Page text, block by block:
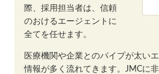
際、採用担当者は、信頼
のおけるエージェントに
全てを任せます。
医療機関や企業とのパイプが太い
情報が多く流れてきます。JMCに